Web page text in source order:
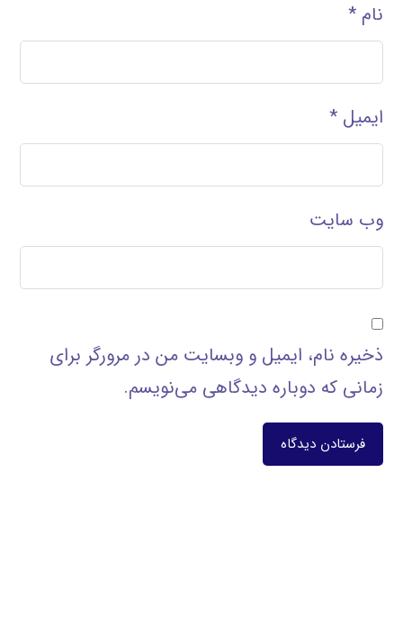
نام*
ایمیل*
وب‌ سایت
ذخیره نام، ایمیل و وبسایت من در مرورگر برای
زمانی که دوباره دیدگاهی می‌نویسم.
فرستادن دیدگاه